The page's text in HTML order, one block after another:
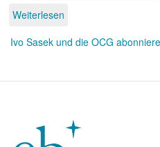
Weiterlesen
Sasek
Bewegung
Ivo Sasek und die OCG